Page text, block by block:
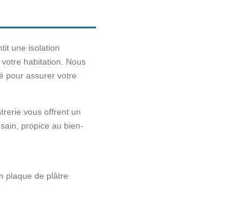
une isolation
habitation. Nous
pour assurer votre
vous offrent un
propice au bien-
plaque de plâtre